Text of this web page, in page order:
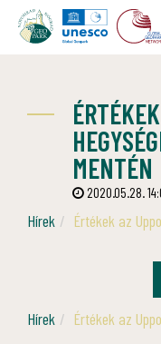
MENTÉN
2020.05.28.
Hírek Értékek az
Hírek
Értékek az